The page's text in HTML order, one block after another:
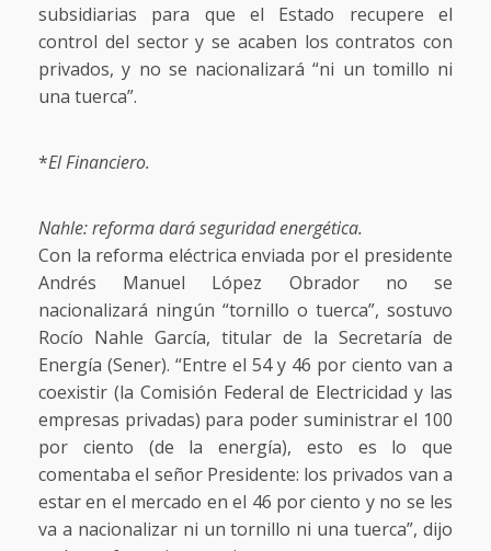
subsidiarias para que el Estado recupere el
control del sector y se acaben los contratos con
privados, y no se nacionalizará “ni un tomillo ni
una tuerca”.
*El Financiero.
Nahle: reforma dará seguridad energética.
Con la reforma eléctrica enviada por el presidente
Andrés Manuel López Obrador no se
nacionalizará ningún “tornillo o tuerca”, sostuvo
Rocío Nahle García, titular de la Secretaría de
Energía (Sener). “Entre el 54 y 46 por ciento van a
coexistir (la Comisión Federal de Electricidad y las
empresas privadas) para poder suministrar el 100
por ciento (de la energía), esto es lo que
comentaba el señor Presidente: los privados van a
estar en el mercado en el 46 por ciento y no se les
va a nacionalizar ni un tornillo ni una tuerca”, dijo